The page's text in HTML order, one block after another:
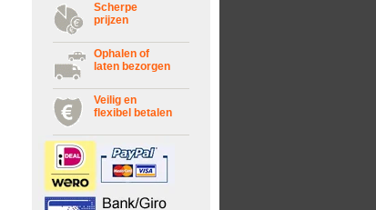
Scherpe
prijzen
Ophalen of
laten bezorgen
Veilig en
flexibel betalen